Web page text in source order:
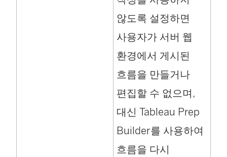
않도록 설정하면
사용자가 서버 웹
환경에서 게시된
흐름을 만들거나
편집할 수 없으며,
대신 Tableau Prep
Builder를 사용하여
흐름을 다시